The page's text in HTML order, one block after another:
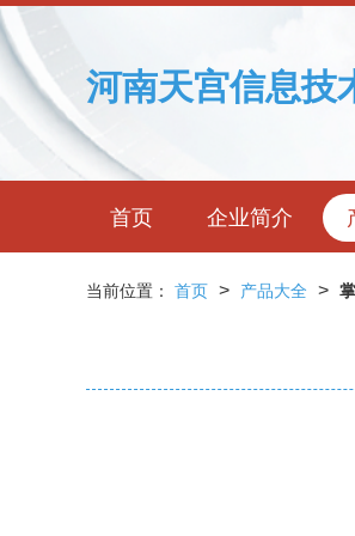
河南天宫信息技
首页 企业简介
当前位置： 首页 > 产品大全 >